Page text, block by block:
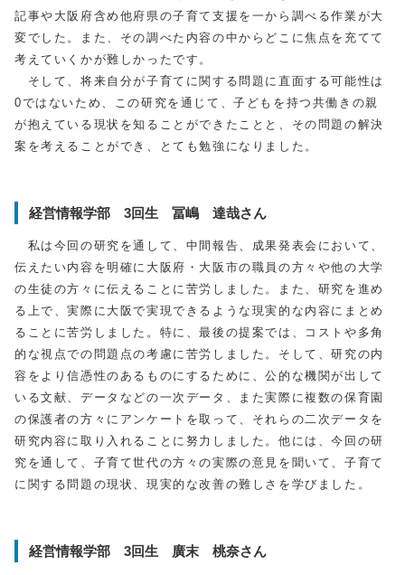
記事や大阪府含め他府県の子育て支援を一から調べる作業が大
変でした。また、その調べた内容の中からどこに焦点を充てて
考えていくかが難しかったです。
そして、将来自分が子育てに関する問題に直面する可能性は
0ではないため、この研究を通じて、子どもを持つ共働きの親
が抱えている現状を知ることができたことと、その問題の解決
案を考えることができ、とても勉強になりました。
経営情報学部 3回生 冨嶋 達哉さん
私は今回の研究を通して、中間報告、成果発表会において、
伝えたい内容を明確に大阪府・大阪市の職員の方々や他の大学
の生徒の方々に伝えることに苦労しました。また、研究を進め
る上で、実際に大阪で実現できるような現実的な内容にまとめ
ることに苦労しました。特に、最後の提案では、コストや多角
的な視点での問題点の考慮に苦労しました。そして、研究の内
容をより信憑性のあるものにするために、公的な機関が出して
いる文献、データなどの一次データ、また実際に複数の保育園
の保護者の方々にアンケートを取って、それらの二次データを
研究内容に取り入れることに努力しました。他には、今回の研
究を通して、子育て世代の方々の実際の意見を聞いて、子育て
に関する問題の現状、現実的な改善の難しさを学びました。
経営情報学部 3回生 廣末 桃奈さん